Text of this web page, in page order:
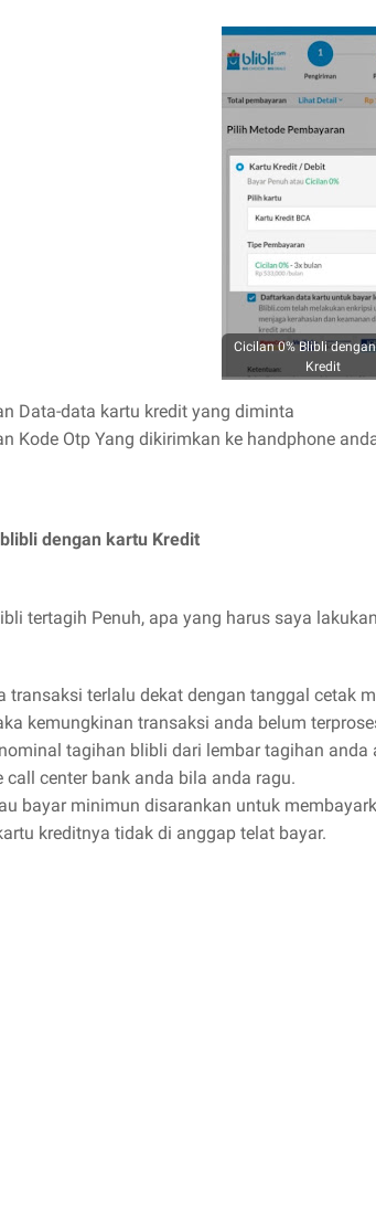
Cicilan 0% Blibli
Kredit
Data-data kartu kredit yang diminta
Kode Otp Yang dikirimkan ke handphone
dengan kartu Kredit
tertagih Penuh, apa yang harus saya
transaksi terlalu dekat dengan tanggal cetak
kemungkinan transaksi anda belum
tagihan blibli dari lembar tagihan
call center bank anda bila anda ragu.
bayar minimun disarankan untuk
kreditnya tidak di anggap telat bayar.